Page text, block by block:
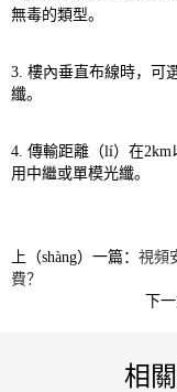
無毒的類型。
3. 樓內垂直布線時，可
纖。
4. 傳輸距離（lí）在2km
用中繼或單模光纖。
上（shàng）一篇： 視頻
費？
下一
相